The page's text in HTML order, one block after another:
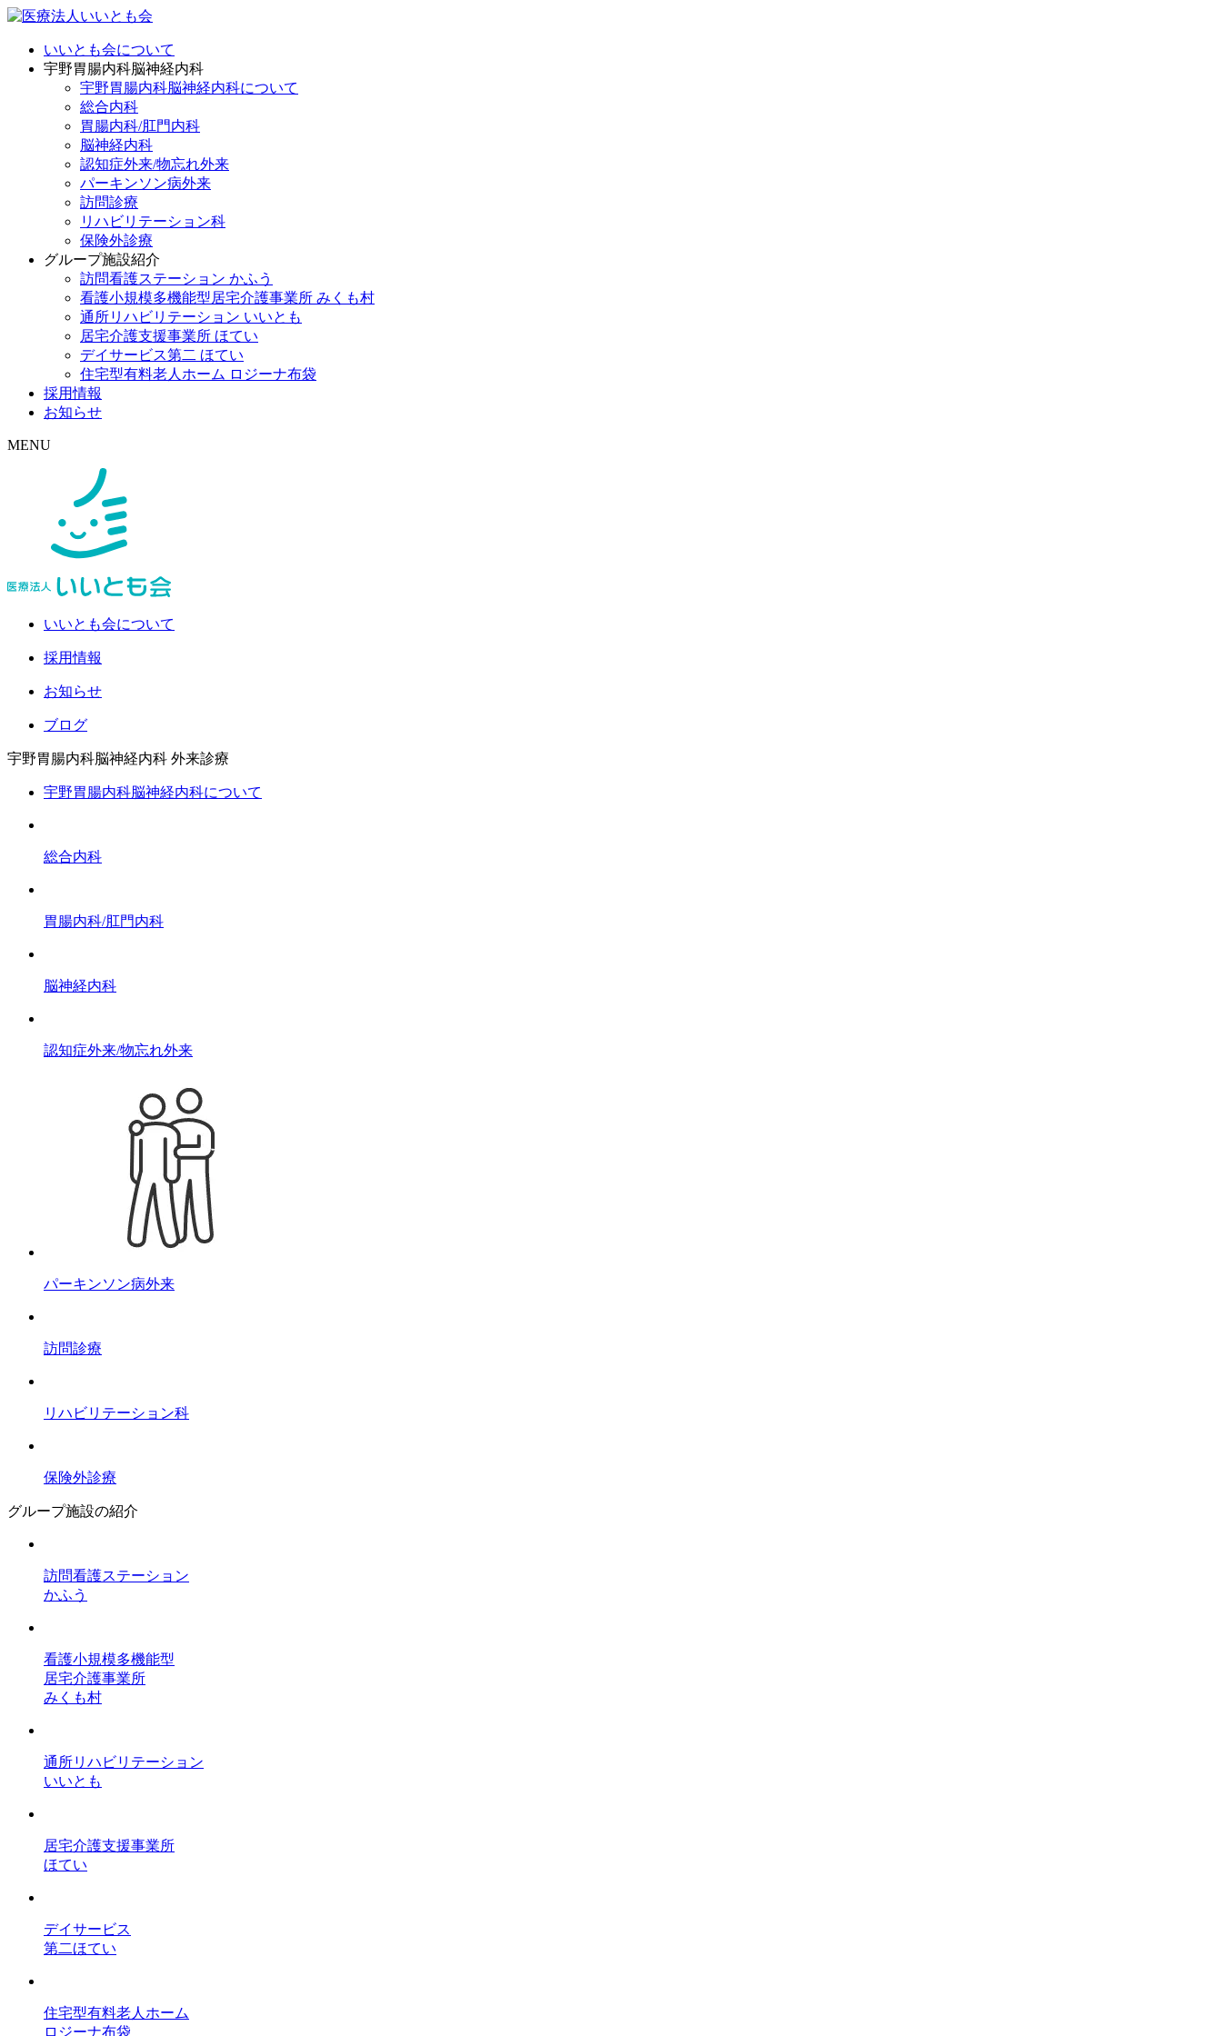
いいとも会について
宇野胃腸内科脳神経内科
宇野胃腸内科脳神経内科について
総合内科
胃腸内科/肛門内科
脳神経内科
認知症外来/物忘れ外来
パーキンソン病外来
訪問診療
リハビリテーション科
保険外診療
グループ施設紹介
訪問看護ステーション かふう
看護小規模多機能型居宅介護事業所 みくも村
通所リハビリテーション いいとも
居宅介護支援事業所 ほてい
デイサービス第二 ほてい
住宅型有料老人ホーム ロジーナ布袋
採用情報
お知らせ
MENU
いいとも会について
採用情報
お知らせ
ブログ
宇野胃腸内科脳神経内科 外来診療
宇野胃腸内科脳神経内科について
総合内科
胃腸内科/肛門内科
脳神経内科
認知症外来/物忘れ外来
パーキンソン病外来
訪問診療
リハビリテーション科
保険外診療
グループ施設の紹介
訪問看護ステーション
かふう
看護小規模多機能型
居宅介護事業所
みくも村
通所リハビリテーション
いいとも
居宅介護支援事業所
ほてい
デイサービス
第二ほてい
住宅型有料老人ホーム
ロジーナ布袋